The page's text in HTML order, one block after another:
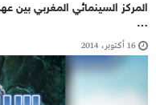
المركز السينمائي المغربي
…
16 أكتوبر، 2014